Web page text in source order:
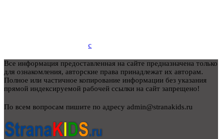
c
Все информация предоставленная на сайте предназначена только
для ознакомления, авторские права принадлежат их авторам.
Полное или частичное копирование информации без указания
прямой индексируемой рабочей ссылки на сайт запрещено!
По всем вопросам пишите по адресу admin@stranakids.ru